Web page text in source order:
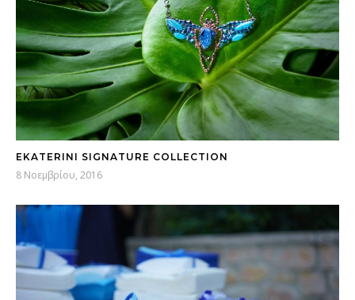
EKATERINI SIGNATURE COLLECTION
8 Νοεμβρίου, 2016